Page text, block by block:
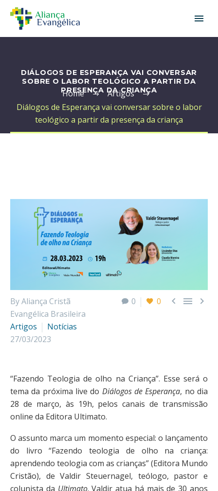
DIÁLOGOS DE ESPERANÇA VAI CONVERSAR
SOBRE O LABOR TEOLÓGICO A PARTIR DA
PRESENÇA DA CRIANÇA
Home
Artigos
Diálogos de Esperança vai conversar sobre o labor
teológico a partir da presença da criança
0 0   
By Aliança Cristã
Evangélica Brasileira
Artigos
Notícias
27/03/2023
“Fazendo Teologia de olho na Criança”. Esse será o
tema da próxima live do Diálogos de Esperança, no dia
28 de março, às 19h, pelos canais de transmissão
online da Editora Ultimato.
O assunto marca um momento especial: o lançamento
do livro “Fazendo teologia de olho na criança:
aprendendo teologia com as crianças” (Editora Mundo
Cristão), de Valdir Steuernagel, teólogo, pastor e
colunista da Ultimato. Valdir atua há mais de 30 anos